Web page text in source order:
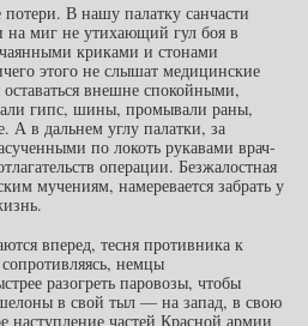
В нашу палатку санчасти
миг не утихающий гул боя в
криками и стонами
этого не слышат медицинские
внешне спокойными,
гипс, шины, промывали раны,
А в дальнем углу палатки, за
по локоть рукавами врач-
операции. Безжалостная
мучениям, намеревается забрать у
вперед, тесня противника к
немцы
разогреть паровозы, чтобы
в свой тыл — на запад, в свою
наступление частей Красной армии